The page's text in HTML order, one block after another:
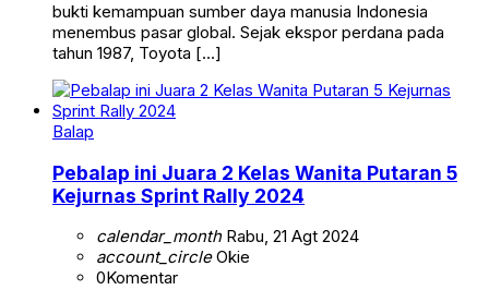
bukti kemampuan sumber daya manusia Indonesia
menembus pasar global. Sejak ekspor perdana pada
tahun 1987, Toyota […]
Balap
Pebalap ini Juara 2 Kelas Wanita Putaran 5
Kejurnas Sprint Rally 2024
calendar_monthRabu, 21 Agt 2024
account_circleOkie
0Komentar